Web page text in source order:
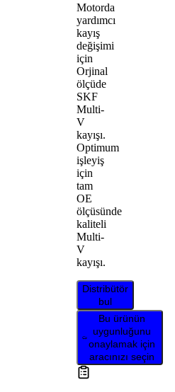
Motorda
yardımcı
kayış
değişimi
için
Orjinal
ölçüde
SKF
Multi-
V
kayışı.
Optimum
işleyiş
için
tam
OE
ölçüsünde
kaliteli
Multi-
V
kayışı.
Distribütör
bul
Bu ürünün
uygunluğunu
onaylamak için
aracınızı seçin